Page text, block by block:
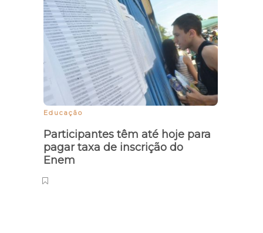
Educação
Participantes têm até hoje para
pagar taxa de inscrição do
Enem